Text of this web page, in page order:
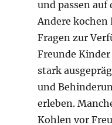
und passen auf
Andere kochen
Fragen zur
Freunde
stark
und
erleben.
Kohlen vor